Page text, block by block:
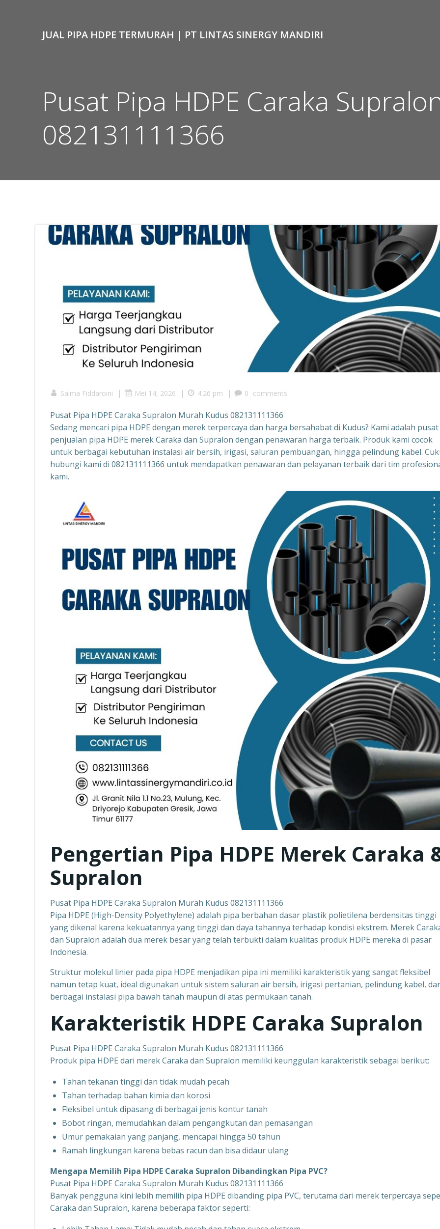
JUAL PIPA HDPE TERMURAH | PT LINTAS SINERGY MANDIRI
Pusat Pipa HDPE Caraka
082131111366
Salma Fiddaroini | Mei 14, 2026 | 4:26 pm | 0 comments
Pusat Pipa HDPE Caraka Supralon Murah Kudus 082131111366
Sedang mencari pipa HDPE dengan merek terpercaya dan harga bersahabat di Kudus? Kami adalah pusat
penjualan pipa HDPE merek Caraka dan Supralon dengan penawaran harga terbaik. Produk kami cocok
untuk berbagai kebutuhan instalasi air bersih, irigasi, saluran pembuangan, hingga pelindung kabel.
hubungi kami di 082131111366 untuk mendapatkan penawaran dan pelayanan terbaik dari tim
kami.
Pengertian Pipa HDPE Merek Caraka
Supralon
Pusat Pipa HDPE Caraka Supralon Murah Kudus 082131111366
Pipa HDPE (High-Density Polyethylene) adalah pipa berbahan dasar plastik polietilena berdensitas tinggi
yang dikenal karena kekuatannya yang tinggi dan daya tahannya terhadap kondisi ekstrem. Merek
dan Supralon adalah dua merek besar yang telah terbukti dalam kualitas produk HDPE mereka di pasar
Indonesia.
Struktur molekul linier pada pipa HDPE menjadikan pipa ini memiliki karakteristik yang sangat fleksibel
namun tetap kuat, ideal digunakan untuk sistem saluran air bersih, irigasi pertanian, pelindung kabel,
berbagai instalasi pipa bawah tanah maupun di atas permukaan tanah.
Karakteristik HDPE Caraka Supralon
Pusat Pipa HDPE Caraka Supralon Murah Kudus 082131111366
Produk pipa HDPE dari merek Caraka dan Supralon memiliki keunggulan karakteristik sebagai berikut:
Tahan tekanan tinggi dan tidak mudah pecah
Tahan terhadap bahan kimia dan korosi
Fleksibel untuk dipasang di berbagai jenis kontur tanah
Bobot ringan, memudahkan dalam pengangkutan dan pemasangan
Umur pemakaian yang panjang, mencapai hingga 50 tahun
Ramah lingkungan karena bebas racun dan bisa didaur ulang
Mengapa Memilih Pipa HDPE Caraka Supralon Dibandingkan Pipa PVC?
Pusat Pipa HDPE Caraka Supralon Murah Kudus 082131111366
Banyak pengguna kini lebih memilih pipa HDPE dibanding pipa PVC, terutama dari merek terpercaya
Caraka dan Supralon, karena beberapa faktor seperti: